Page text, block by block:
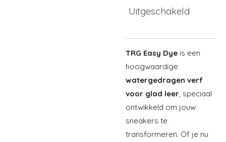
Uitgeschakeld
TRG Easy Dye is een
hoogwaardige
watergedragen verf
voor glad leer , speciaal
ontwikkeld om jouw
sneakers te
transformeren. Of je nu